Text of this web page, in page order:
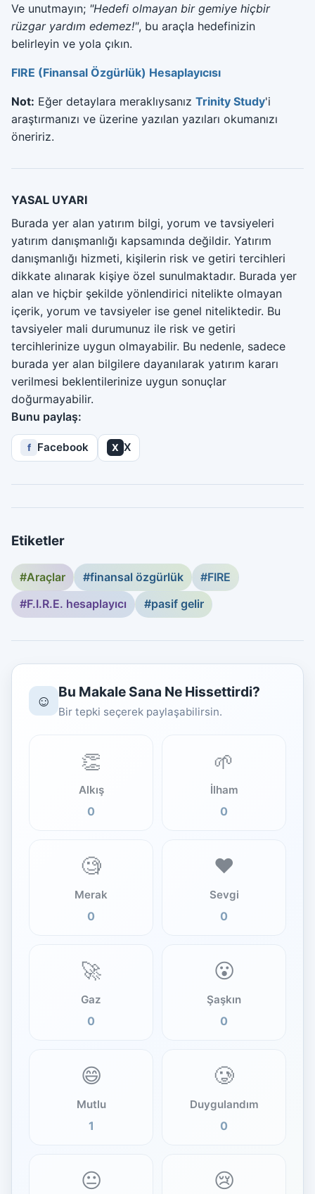
Ve unutmayın; "Hedefi olmayan bir gemiye hiçbir
rüzgar yardım edemez!", bu araçla hedefinizin
belirleyin ve yola çıkın.
FIRE (Finansal Özgürlük) Hesaplayıcısı
Not: Eğer detaylara meraklıysanız Trinity Study'i
araştırmanızı ve üzerine yazılan yazıları okumanızı
öneririz.
YASAL UYARI
Burada yer alan yatırım bilgi, yorum ve tavsiyeleri
yatırım danışmanlığı kapsamında değildir. Yatırım
danışmanlığı hizmeti, kişilerin risk ve getiri tercihleri
dikkate alınarak kişiye özel sunulmaktadır. Burada yer
alan ve hiçbir şekilde yönlendirici nitelikte olmayan
içerik, yorum ve tavsiyeler ise genel niteliktedir. Bu
tavsiyeler mali durumunuz ile risk ve getiri
tercihlerinize uygun olmayabilir. Bu nedenle, sadece
burada yer alan bilgilere dayanılarak yatırım kararı
verilmesi beklentilerinize uygun sonuçlar
doğurmayabilir.
Bunu paylaş:
f Facebook X X
Etiketler
#Araçlar #finansal özgürlük
#FIRE
#F.I.R.E. hesaplayıcı
#pasif gelir
☺️ Bu Makale Sana Ne Hissettirdi?
Bir tepki seçerek paylaşabilirsin.
👏
Alkış
0
🌱
İlham
0
🧐
Merak
0
❤️
Sevgi
0
🚀
Gaz
0
😮
Şaşkın
0
😄
Mutlu
1
🥲
Duygulandım
0
😐 😢